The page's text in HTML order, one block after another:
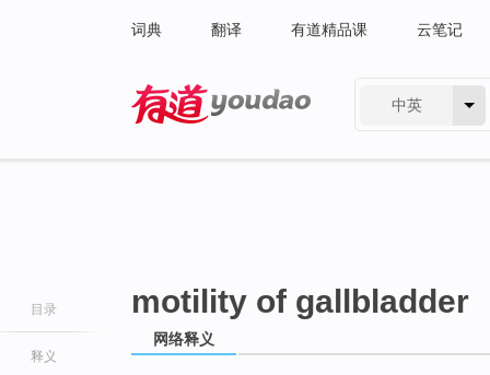
词典 翻译 有道精品课 云笔记
中英
目录
释义
motility of gallbladder
网络释义